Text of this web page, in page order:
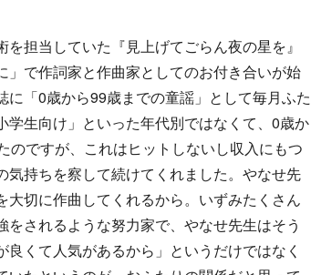
担当していた『見上げてごらん夜の星を』
で作詞家と作曲家としてのお付き合いが始
「0歳から99歳までの童謡」として毎月ふた
生向け」といった年代別ではなくて、0歳か
のですが、これはヒットしないし収入にもつ
持ちを察して続けてくれました。やなせ先
切に作曲してくれるから。いずみたくさん
されるような努力家で、やなせ先生はそう
くて人気があるから」というだけではなく